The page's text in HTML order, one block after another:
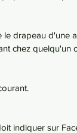
drapeau d'une
chez quelqu'un
indiquer sur